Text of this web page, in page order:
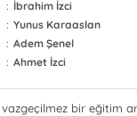
: İbrahim İzci
: Yunus Karaaslan
: Adem Şenel
: Ahmet İzci
bir eğitim